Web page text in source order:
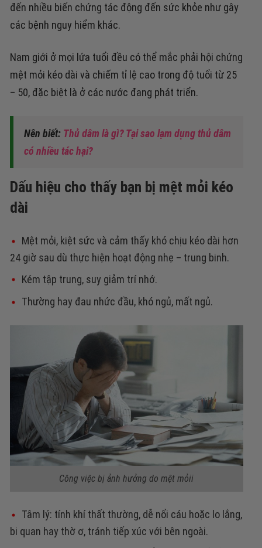
đến nhiều biến chứng tác động đến sức khỏe như gây
các bệnh nguy hiểm khác.
Nam giới ở mọi lứa tuổi đều có thể mắc phải hội chứng
mệt mỏi kéo dài và chiếm tỉ lệ cao trong độ tuổi từ 25
– 50, đặc biệt là ở các nước đang phát triển.
Nên biết: Thủ dâm là gì? Tại sao lạm dụng thủ dâm
có nhiều tác hại?
Dấu hiệu cho thấy bạn bị mệt mỏi kéo
dài
Mệt mỏi, kiệt sức và cảm thấy khó chịu kéo dài hơn
24 giờ sau dù thực hiện hoạt động nhẹ – trung binh.
Kém tập trung, suy giảm trí nhớ.
Thường hay đau nhức đầu, khó ngủ, mất ngủ.
Công việc bị ảnh hưởng do mệt mỏii
Tâm lý: tính khí thất thường, dễ nổi cáu hoặc lo lắng,
bi quan hay thờ ơ, tránh tiếp xúc với bên ngoài.